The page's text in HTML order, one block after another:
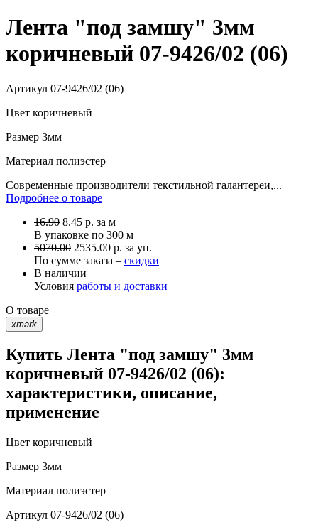
Лента "под замшу" 3мм
коричневый 07-9426/02 (06)
Артикул 07-9426/02 (06)
Цвет коричневый
Размер 3мм
Материал полиэстер
Современные производители текстильной галантереи,...
Подробнее о товаре
16.90 8.45 р. за м
В упаковке по 300 м
5070.00 2535.00 р. за уп.
По сумме заказа – скидки
В наличии
Условия работы и доставки
О товаре
xmark
Купить Лента "под замшу" 3мм
коричневый 07-9426/02 (06):
характеристики, описание,
применение
Цвет коричневый
Размер 3мм
Материал полиэстер
Артикул 07-9426/02 (06)